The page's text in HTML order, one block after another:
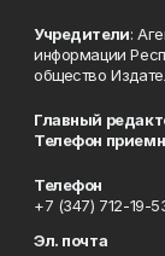
Учредители:
информации
общество
Главный
Телефон
Телефон
+7 (347) 712-19-
Эл. почта